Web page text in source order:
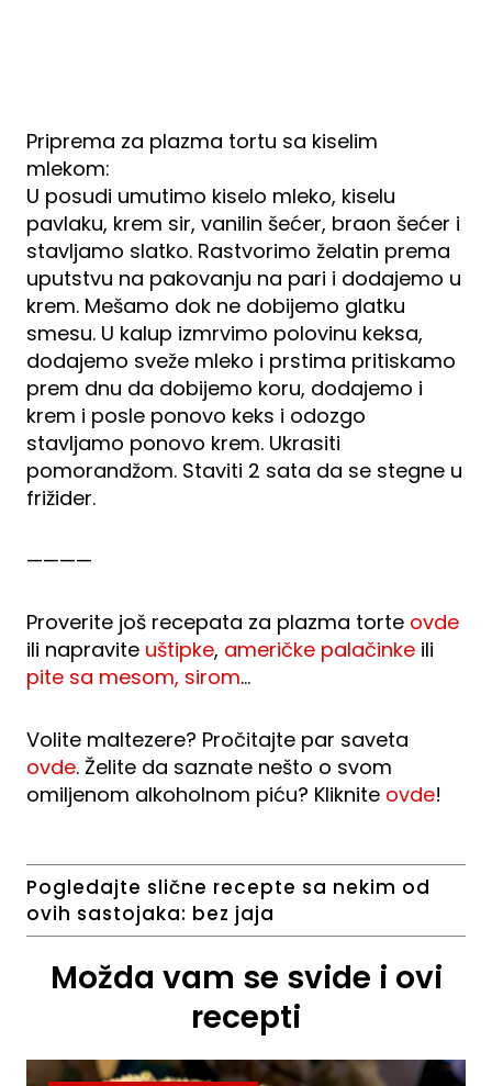
Priprema za plazma tortu sa kiselim
mlekom:
U posudi umutimo kiselo mleko, kiselu
pavlaku, krem sir, vanilin šećer, braon šećer i
stavljamo slatko. Rastvorimo želatin prema
uputstvu na pakovanju na pari i dodajemo u
krem. Mešamo dok ne dobijemo glatku
smesu. U kalup izmrvimo polovinu keksa,
dodajemo sveže mleko i prstima pritiskamo
prem dnu da dobijemo koru, dodajemo i
krem i posle ponovo keks i odozgo
stavljamo ponovo krem. Ukrasiti
pomorandžom. Staviti 2 sata da se stegne u
frižider.
————
Proverite još recepata za plazma torte ovde
ili napravite uštipke, američke palačinke ili
pite sa mesom, sirom…
Volite maltezere? Pročitajte par saveta
ovde. Želite da saznate nešto o svom
omiljenom alkoholnom piću? Kliknite ovde!
Pogledajte slične recepte sa nekim od
ovih sastojaka: bez jaja
Možda vam se svide i ovi
recepti